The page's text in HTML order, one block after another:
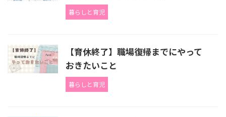
暮らしと育児
【育休終了】職場復帰までにやって
おきたいこと
暮らしと育児